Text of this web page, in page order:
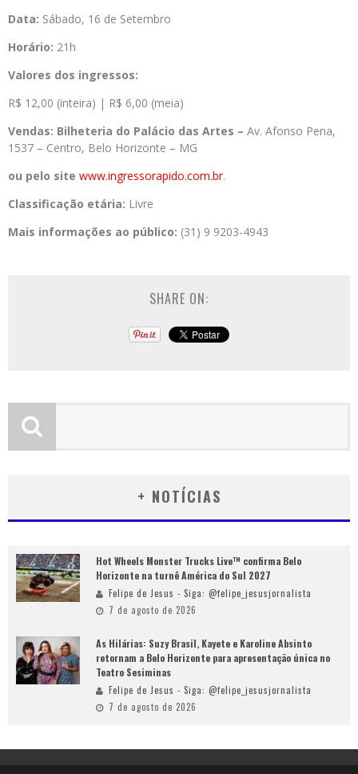
Data: Sábado, 16 de Setembro
Horário: 21h
Valores dos ingressos:
R$ 12,00 (inteira) | R$ 6,00 (meia)
Vendas: Bilheteria do Palácio das Artes – Av. Afonso Pena,
1537 – Centro, Belo Horizonte – MG
ou pelo site www.ingressorapido.com.br.
Classificação etária: Livre
Mais informações ao público: (31) 9 9203-4943
SHARE ON:
+ NOTÍCIAS
Hot Wheels Monster Trucks Live™ confirma Belo
Horizonte na turnê América do Sul 2027
Felipe de Jesus - Siga: @felipe_jesusjornalista
7 de agosto de 2026
As Hilárias: Suzy Brasil, Kayete e Karoline Absinto
retornam a Belo Horizonte para apresentação única no
Teatro Sesiminas
Felipe de Jesus - Siga: @felipe_jesusjornalista
7 de agosto de 2026